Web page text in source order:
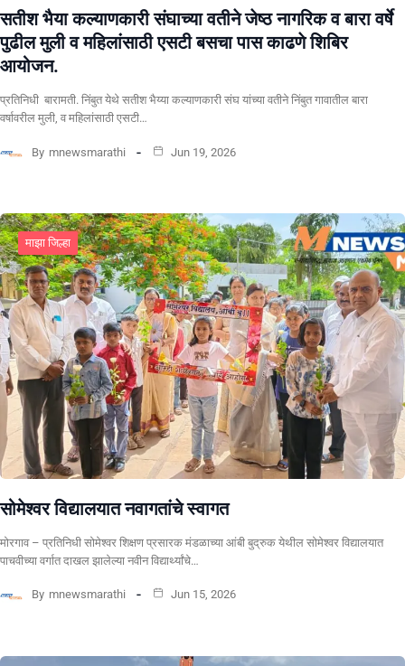
सतीश भैया कल्याणकारी संघाच्या वतीने जेष्ठ नागरिक व बारा वर्षे
पुढील मुली व महिलांसाठी एसटी बसचा पास काढणे शिबिर
आयोजन.
प्रतिनिधी बारामती. निंबुत येथे सतीश भैय्या कल्याणकारी संघ यांच्या वतीने निंबुत गावातील बारा
वर्षावरील मुली, व महिलांसाठी एसटी…
By mnewsmarathi Jun 19, 2026
माझा जिल्हा
सोमेश्वर विद्यालयात नवागतांचे स्वागत
मोरगाव – प्रतिनिधी सोमेश्वर शिक्षण प्रसारक मंडळाच्या आंबी बुद्रुक येथील सोमेश्वर विद्यालयात
पाचवीच्या वर्गात दाखल झालेल्या नवीन विद्यार्थ्यांचे…
By mnewsmarathi Jun 15, 2026